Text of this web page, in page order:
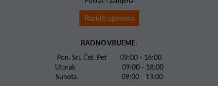
Raskid ugovora
RADNO VRIJEME:
Pon. Sri. Čet. Pet 09:00 - 16:00
Utorak 09:00 - 18:00
Subota 09:00 - 13:00